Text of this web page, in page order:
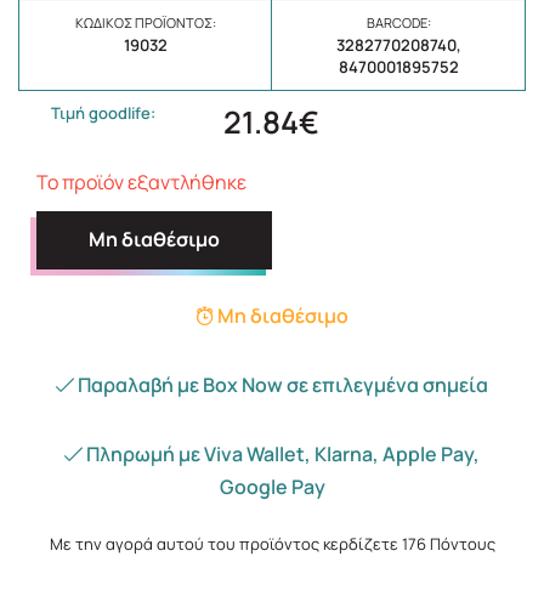
ΚΩΔΙΚΌΣ ΠΡΟΪΌΝΤΟΣ:
19032
BARCODE:
3282770208740,
8470001895752
Τιμή goodlife: 21.84€
Το προϊόν εξαντλήθηκε
Μη διαθέσιμο
Μη διαθέσιμο
Παραλαβή με Box Now σε επιλεγμένα σημεία
Πληρωμή με Viva Wallet, Klarna, Apple Pay,
Google Pay
Με την αγορά αυτού του προϊόντος κερδίζετε 176 Πόντους